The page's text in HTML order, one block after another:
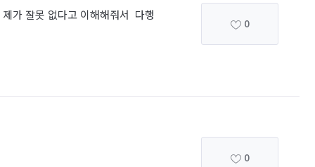
가 잘못 없다고 이해해줘서 다행
0
0